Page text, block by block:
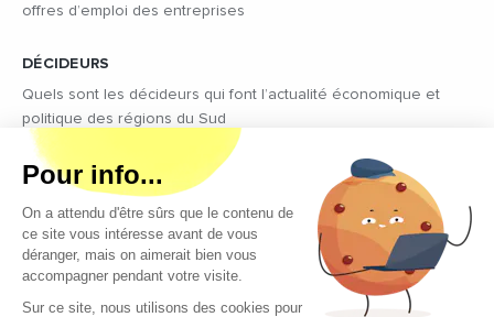
offres d’emploi des entreprises
DÉCIDEURS
Quels sont les décideurs qui font l’actualité économique et
politique des régions du Sud
Copyright © 2026 - Tous droits réservés